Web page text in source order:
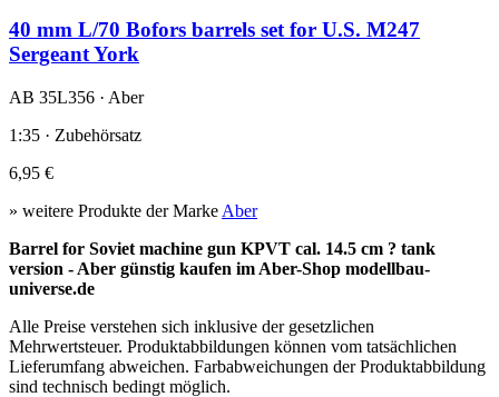
40 mm L/70 Bofors barrels set for U.S. M247
Sergeant York
AB 35L356 · Aber
1:35 · Zubehörsatz
6,95 €
» weitere Produkte der Marke Aber
Barrel for Soviet machine gun KPVT cal. 14.5 cm ? tank
version - Aber günstig kaufen im Aber-Shop modellbau-
universe.de
Alle Preise verstehen sich inklusive der gesetzlichen
Mehrwertsteuer. Produktabbildungen können vom tatsächlichen
Lieferumfang abweichen. Farbabweichungen der Produktabbildung
sind technisch bedingt möglich.